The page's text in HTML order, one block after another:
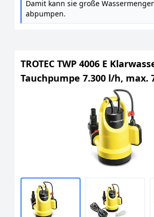
Damit kann sie große
abpumpen.
TROTEC TWP 4006 E
Tauchpumpe 7.300 l/h, max.